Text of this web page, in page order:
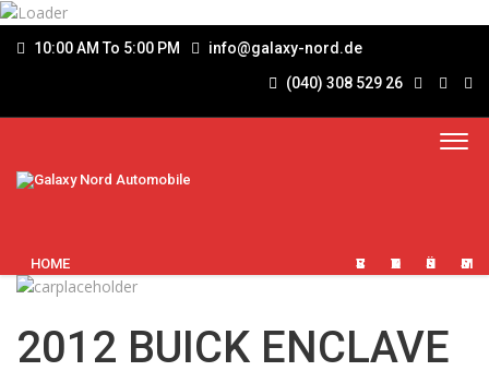
10:00 AM To 5:00 PM
info@galaxy-nord.de
(040) 308 529 26
HOME SERVICES KONTAKT ÜBER UNS IMPRESSUM
2012 BUICK ENCLAVE